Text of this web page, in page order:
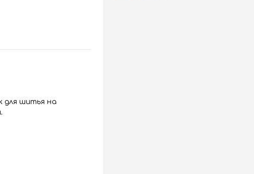
для шитья на